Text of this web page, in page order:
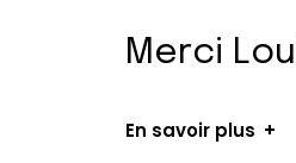
Merci
En savoir plus